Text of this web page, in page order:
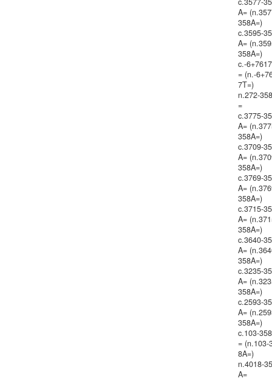
A=
358A=)
c.3595-
A=
358A=)
c.-
= (n.-
7T=)
n.272-
=
c.3775-
A=
358A=)
c.3709-
A=
358A=)
c.3769-
A=
358A=)
c.3715-
A=
358A=)
c.3640-
A=
358A=)
c.3235-
A=
358A=)
c.2593-
A=
358A=)
c.103-
= (n.103-
8A=)
n.4018-
A=